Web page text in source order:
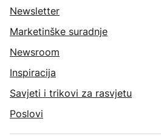
Newsletter
Marketinške suradnje
Newsroom
Inspiracija
Savjeti i trikovi za rasvjetu
Poslovi